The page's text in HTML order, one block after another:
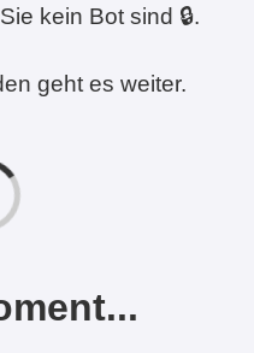
kein Bot sind 🔒.
geht es weiter.